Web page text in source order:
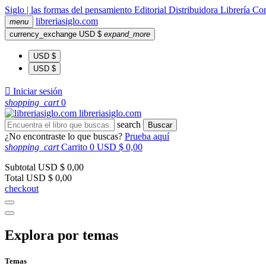
Siglo | las formas del pensamiento Editorial Distribuidora Librería
menu libreriasiglo.com
currency_exchange USD $ expand_more
USD $
USD $
 Iniciar sesión
shopping_cart 0
libreriasiglo.com
search
Buscar
¿No encontraste lo que buscas? Prueba aquí
shopping_cart Carrito 0 USD $ 0,00
Subtotal USD $ 0,00
Total USD $ 0,00
checkout
Explora por temas
Temas